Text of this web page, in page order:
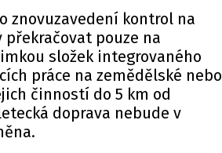
znovuzavedení kontrol na
pouze na
složek integrovaného
práce na zemědělské nebo
činností do 5 km od
doprava nebude v